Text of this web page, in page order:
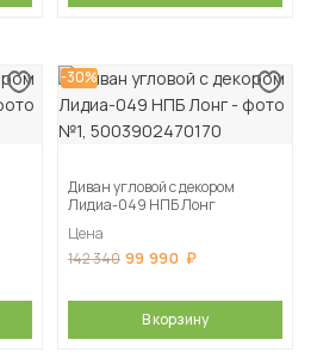
-30%
Диван угловой с декором
Лидиа-049 НПБ Лонг
Цена
142 340 99 990
В корзину